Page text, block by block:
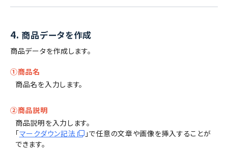
4. 商品データを作成
商品データを作成します。
①商品名
商品名を入力します。
②商品説明
商品説明を入力します。
「マークダウン記法
」で任意の文章や画像を挿入することが
できます。